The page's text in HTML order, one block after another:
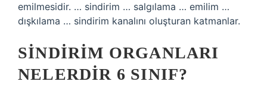
emilmesidir. … sindirim … salgılama … emilim …
dışkılama … sindirim kanalını oluşturan katmanlar.
SINDIRIM ORGANLARI
NELERDIR 6 SINIF?